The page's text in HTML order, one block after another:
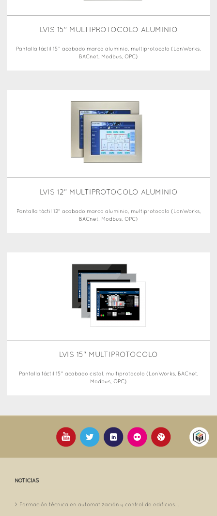
LVIS 15" MULTIPROTOCOLO ALUMINIO
Pantalla táctil 15" acabado marco aluminio, multiprotocolo (LonWorks,
BACnet, Modbus, OPC)
LVIS 12" MULTIPROTOCOLO ALUMINIO
Pantalla táctil 12" acabado marco aluminio, multiprotocolo (LonWorks,
BACnet, Modbus, OPC)
LVIS 15" MULTIPROTOCOLO
Pantalla táctil 15" acabado cistal, multiprotocolo (LonWorks, BACnet,
Modbus, OPC)
NOTICIAS
Formación técnica en automatización y control de edificios...